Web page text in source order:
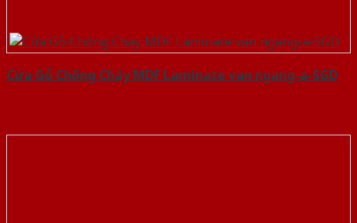
Cửa Gỗ Chống Cháy MDF Laminate van ngang-a-SGD